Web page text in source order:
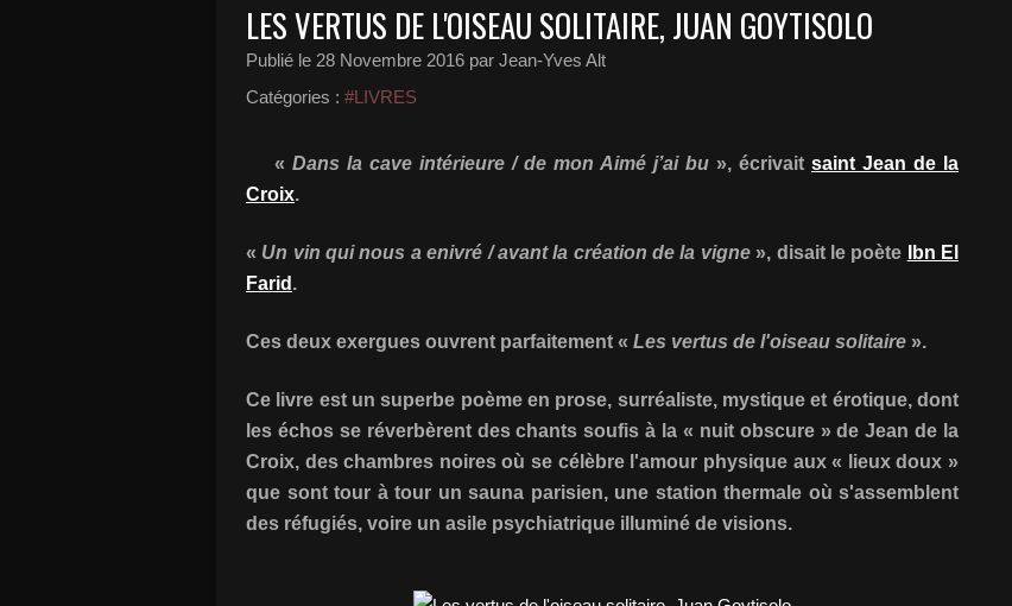
LES VERTUS DE L'OISEAU SOLITAIRE, JUAN GOYTISOLO
Publié le 28 Novembre 2016 par Jean-Yves Alt
Catégories : #LIVRES
« Dans la cave intérieure / de mon Aimé j’ai bu », écrivait saint Jean de la
Croix.
« Un vin qui nous a enivré / avant la création de la vigne», disait le poète
Ibn El
Farid .
Ces deux exergues ouvrent parfaitement « Les vertus de l'oiseau solitaire ».
Ce livre est un superbe poème en prose, surréaliste, mystique et érotique, dont
les échos se réverbèrent des chants soufis à la « nuit obscure » de Jean de la
Croix, des chambres noires où se célèbre l'amour physique aux « lieux doux »
que sont tour à tour un sauna parisien, une station thermale où s'assemblent
des réfugiés, voire un asile psychiatrique illuminé de visions.